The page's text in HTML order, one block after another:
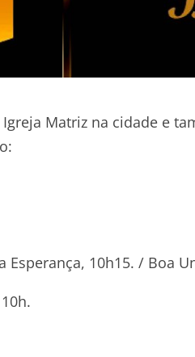
Matriz na cidade e
Esperança, 10h15. / Boa